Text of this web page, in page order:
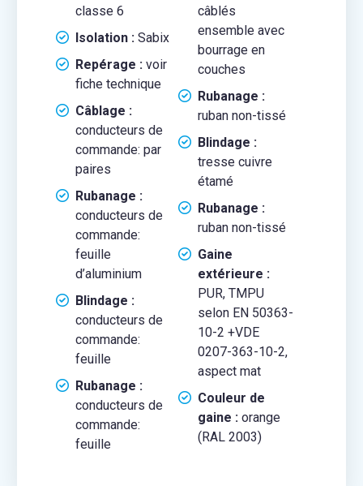
classe 6
Isolation :Sabix
Repérage :voir
fiche technique
Câblage :
conducteurs de
commande: par
paires
Rubanage :
conducteurs de
commande:
feuille
d’aluminium
Blindage :
conducteurs de
commande:
feuille
Rubanage :
conducteurs de
commande:
feuille
câblés
ensemble avec
bourrage en
couches
Rubanage :
ruban non-tissé
Blindage :
tresse cuivre
étamé
Rubanage :
ruban non-tissé
Gaine
extérieure :
PUR, TMPU
selon EN 50363-
10-2 +VDE
0207-363-10-2,
aspect mat
Couleur de
gaine :orange
(RAL 2003)